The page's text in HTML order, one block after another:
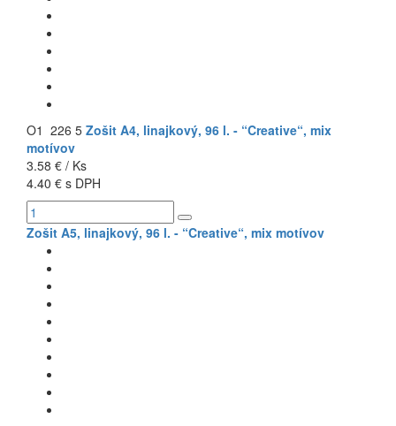
O1 226 5 Zošit A4, linajkový, 96 l. - “Creative“, mix
motívov
3.58 € / Ks
4.40 € s DPH
Zošit A5, linajkový, 96 l. - “Creative“, mix motívov